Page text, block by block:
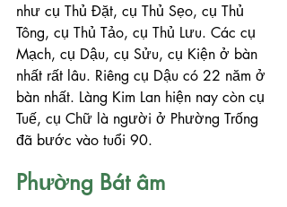
như cụ Thủ Đặt, cụ Thủ Sẹo, cụ Thủ
Tông, cụ Thủ Tảo, cụ Thủ Lưu. Các cụ
Mạch, cụ Dậu, cụ Sửu, cụ Kiện ở bàn
nhất rất lâu. Riêng cụ Dậu có 22 năm ở
bàn nhất. Làng Kim Lan hiện nay còn cụ
Tuế, cụ Chữ là người ở Phường Trống
đã bước vào tuổi 90.
Phường Bát âm